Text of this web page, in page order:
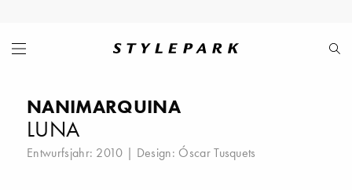
NANIMARQUINA
LUNA
Entwurfsjahr: 2010 | Design: Óscar Tusquets